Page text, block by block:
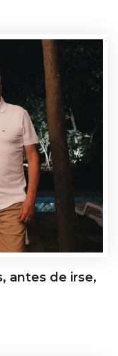
antes de irse,